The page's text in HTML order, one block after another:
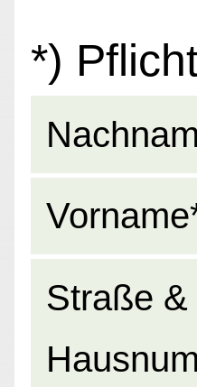
*)
Straße &